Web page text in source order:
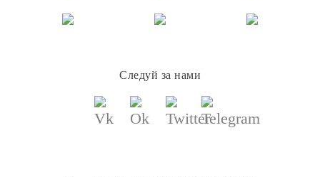
Следуй за нами